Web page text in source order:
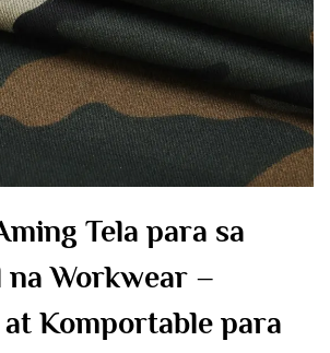
Tela para sa
Workwear –
Komportable para